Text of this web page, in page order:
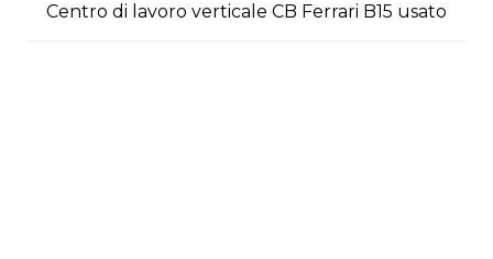
Centro di lavoro verticale CB Ferrari B15 usato